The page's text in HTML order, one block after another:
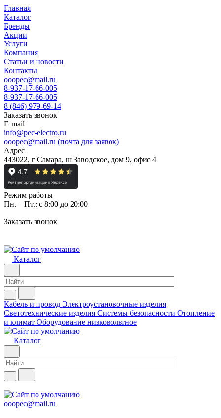
Главная
Каталог
Бренды
Акции
Услуги
Компания
Статьи и новости
Контакты
ooopec@mail.ru
8-937-17-66-005
8-937-17-66-005
8 (846) 979-69-14
Заказать звонок
E-mail
info@pec-electro.ru
ooopec@mail.ru (почта для заявок)
Адрес
443022, г Самара, ш Заводское, дом 9, офис 4
Режим работы
Пн. – Пт.: с 8:00 до 20:00
Заказать звонок
Каталог
Кабель и провод Электроустановочные изделия
Светотехнические изделия Системы безопасности Отопление
и климат Оборудование низковольтное
Каталог
ooopec@mail.ru